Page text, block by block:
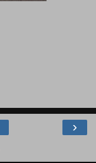
›